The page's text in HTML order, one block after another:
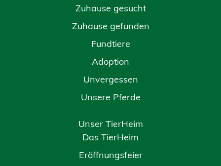
Zuhause gesucht
Zuhause gefunden
Fundtiere
Adoption
Unvergessen
Unsere Pferde
Unser TierHeim
Das TierHeim
Eröffnungsfeier